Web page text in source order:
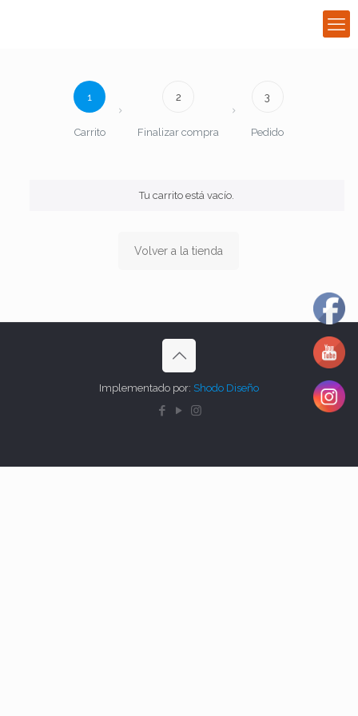
1
Carrito
2
Finalizar compra
3
Pedido
Tu carrito está vacío.
Volver a la tienda
Implementado por: Shodo Diseño